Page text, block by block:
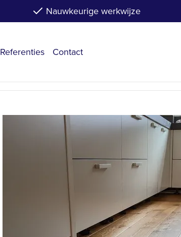
Nauwkeurige werkwijze
Referenties Contact